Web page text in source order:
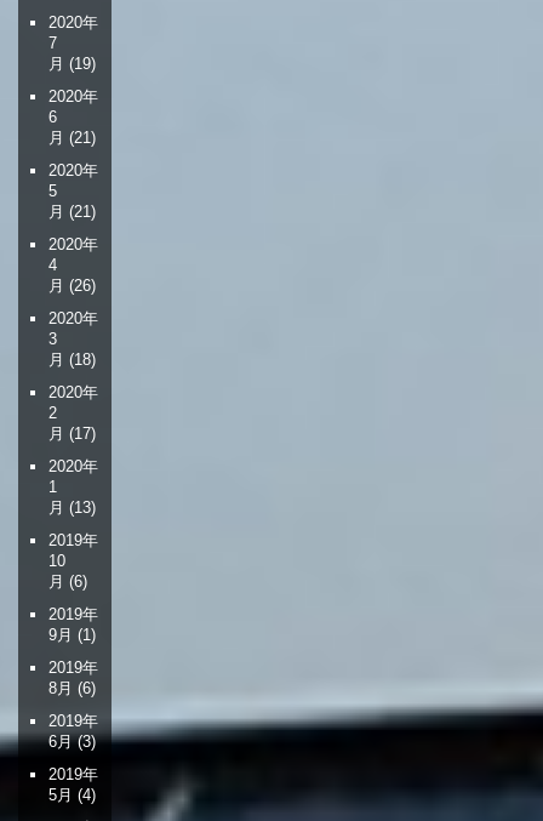
2020年
7
月 (19)
2020年
6
月 (21)
2020年
5
月 (21)
2020年
4
月 (26)
2020年
3
月 (18)
2020年
2
月 (17)
2020年
1
月 (13)
2019年
10
月 (6)
2019年
9月 (1)
2019年
8月 (6)
2019年
6月(3)
2019年
5月 (4)